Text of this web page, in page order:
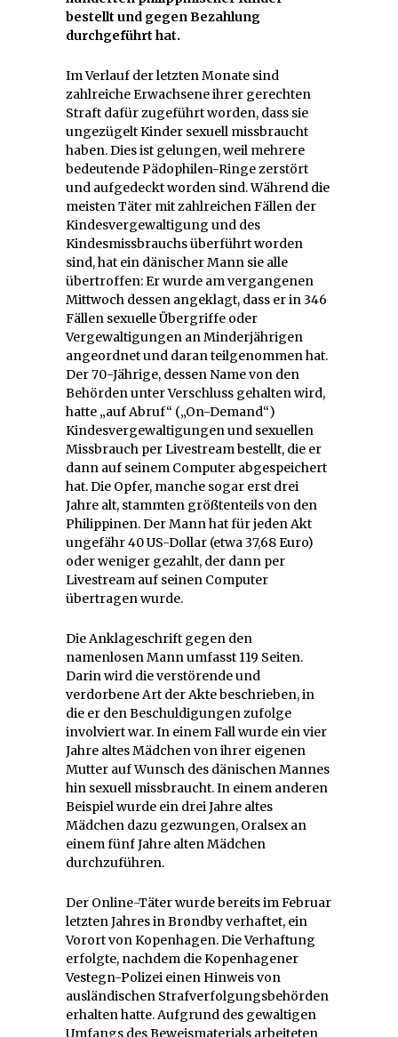
bestellt und gegen Bezahlung
durchgeführt hat.
Im Verlauf der letzten Monate sind
zahlreiche Erwachsene ihrer gerechten
Straft dafür zugeführt worden, dass sie
ungezügelt Kinder sexuell missbraucht
haben. Dies ist gelungen, weil mehrere
bedeutende Pädophilen-Ringe zerstört
und aufgedeckt worden sind. Während die
meisten Täter mit zahlreichen Fällen der
Kindesvergewaltigung und des
Kindesmissbrauchs überführt worden
sind, hat ein dänischer Mann sie alle
übertroffen: Er wurde am vergangenen
Mittwoch dessen angeklagt, dass er in 346
Fällen sexuelle Übergriffe oder
Vergewaltigungen an Minderjährigen
angeordnet und daran teilgenommen hat.
Der 70-Jährige, dessen Name von den
Behörden unter Verschluss gehalten wird,
hatte „auf Abruf“ („On-Demand“)
Kindesvergewaltigungen und sexuellen
Missbrauch per Livestream bestellt, die er
dann auf seinem Computer abgespeichert
hat. Die Opfer, manche sogar erst drei
Jahre alt, stammten größtenteils von den
Philippinen. Der Mann hat für jeden Akt
ungefähr 40 US-Dollar (etwa 37,68 Euro)
oder weniger gezahlt, der dann per
Livestream auf seinen Computer
übertragen wurde.
Die Anklageschrift gegen den
namenlosen Mann umfasst 119 Seiten.
Darin wird die verstörende und
verdorbene Art der Akte beschrieben, in
die er den Beschuldigungen zufolge
involviert war. In einem Fall wurde ein vier
Jahre altes Mädchen von ihrer eigenen
Mutter auf Wunsch des dänischen Mannes
hin sexuell missbraucht. In einem anderen
Beispiel wurde ein drei Jahre altes
Mädchen dazu gezwungen, Oralsex an
einem fünf Jahre alten Mädchen
durchzuführen.
Der Online-Täter wurde bereits im Februar
letzten Jahres in Brøndby verhaftet, ein
Vorort von Kopenhagen. Die Verhaftung
erfolgte, nachdem die Kopenhagener
Vestegn-Polizei einen Hinweis von
ausländischen Strafverfolgungsbehörden
erhalten hatte. Aufgrund des gewaltigen
Umfangs des Beweismaterials arbeiteten